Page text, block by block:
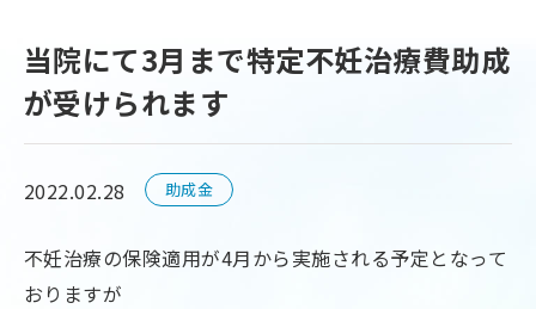
当院にて3月まで特定不妊治療費助成
が受けられます
2022.02.28 助成金
不妊治療の保険適用が4月から実施される予定となって
おりますが